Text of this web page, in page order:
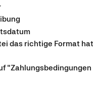
das richtige Format